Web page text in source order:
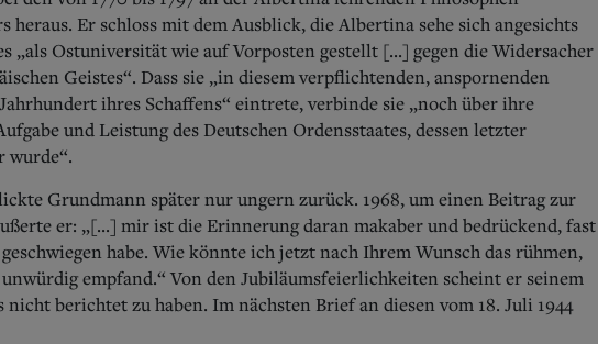
heraus. Er schloss mit dem Ausblick, die Albertina sehe sich angesichts
„als Ostuniversität wie auf Vorposten gestellt [...] gegen die Widersacher
Geistes“. Dass sie „in diesem verpflichtenden, anspornenden
ihres Schaffens“ eintrete, verbinde sie „noch über ihre
und Leistung des Deutschen Ordensstaates, dessen letzter
wurde“.
Grundmann später nur ungern zurück. 1968, um einen Beitrag zur
er: „[...] mir ist die Erinnerung daran makaber und bedrückend, fast
habe. Wie könnte ich jetzt nach Ihrem Wunsch das rühmen,
unwürdig empfand.“ Von den Jubiläumsfeierlichkeiten scheint er seinem
berichtet zu haben. Im nächsten Brief an diesen vom 18. Juli 1944